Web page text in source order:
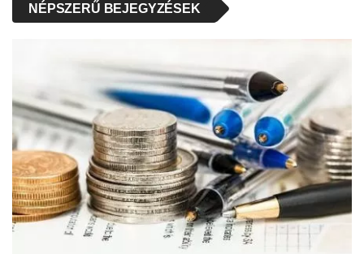
NÉPSZERŰ BEJEGYZÉSEK